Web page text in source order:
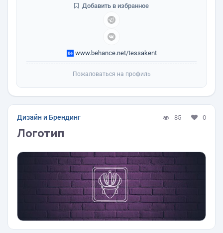
www.behance.net/tessakent
Добавить в избранное
Пожаловаться на профиль
Дизайн и Брендинг 85 0
Логотип